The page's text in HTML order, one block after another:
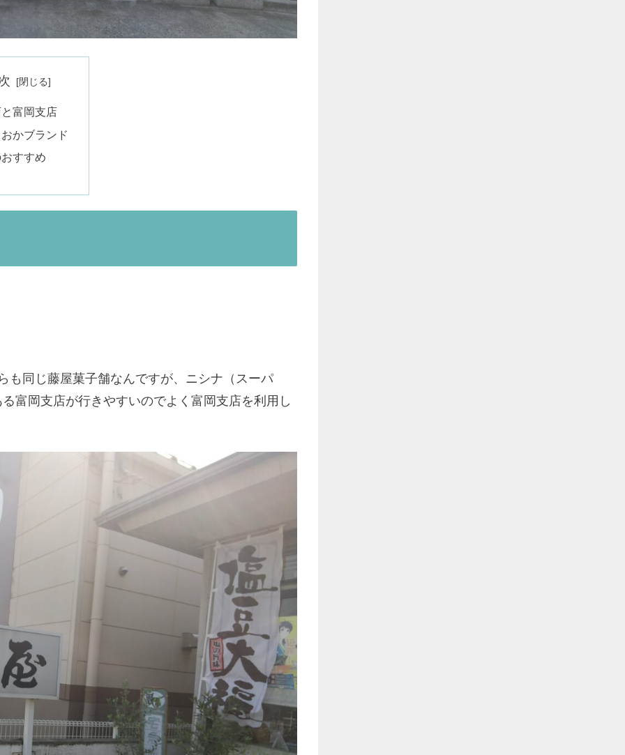
富岡支店
かブランド
すすめ
も同じ藤屋菓子舗なんですが、ニシナ（スーパ
富岡支店が行きやすいのでよく富岡支店を利用し